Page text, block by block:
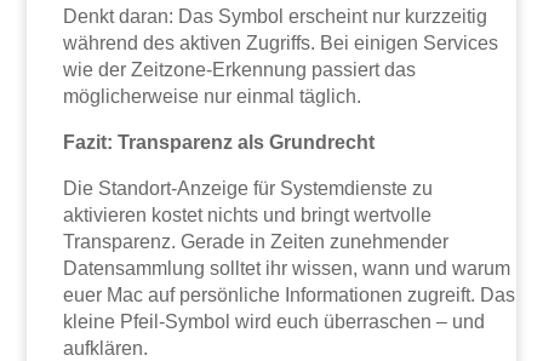
Denkt daran: Das Symbol erscheint nur kurzzeitig
während des aktiven Zugriffs. Bei einigen Services
wie der Zeitzone-Erkennung passiert das
möglicherweise nur einmal täglich.
Fazit: Transparenz als Grundrecht
Die Standort-Anzeige für Systemdienste zu
aktivieren kostet nichts und bringt wertvolle
Transparenz. Gerade in Zeiten zunehmender
Datensammlung solltet ihr wissen, wann und warum
euer Mac auf persönliche Informationen zugreift. Das
kleine Pfeil-Symbol wird euch überraschen – und
aufklären.